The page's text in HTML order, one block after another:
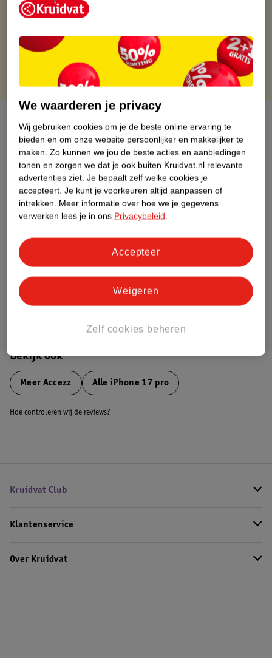
Gratis thuisbezorgd
Gratis punten met je Kruidvat kaart
Productinformatie
Etiketinformatie
Nature Impact Score
Dit product heeft (nog) geen Nature
Impact Score.
Bekijk ook
Meer Accezz Alle iPhone 17 pro
Hoe controleren wij de reviews?
Kruidvat Club
Klantenservice
Over Kruidvat
We waarderen je privacy
Wij gebruiken cookies om je de beste online ervaring te
bieden en om onze website persoonlijker en makkelijker te
maken. Zo kunnen we jou de beste acties en aanbiedingen
tonen en zorgen we dat je ook buiten Kruidvat.nl relevante
advertenties ziet. Je bepaalt zelf welke cookies je
accepteert. Je kunt je voorkeuren altijd aanpassen of
intrekken. Meer informatie over hoe we je gegevens
verwerken lees je in ons Privacybeleid.
Zelf cookies beheren
Weigeren
Accepteer